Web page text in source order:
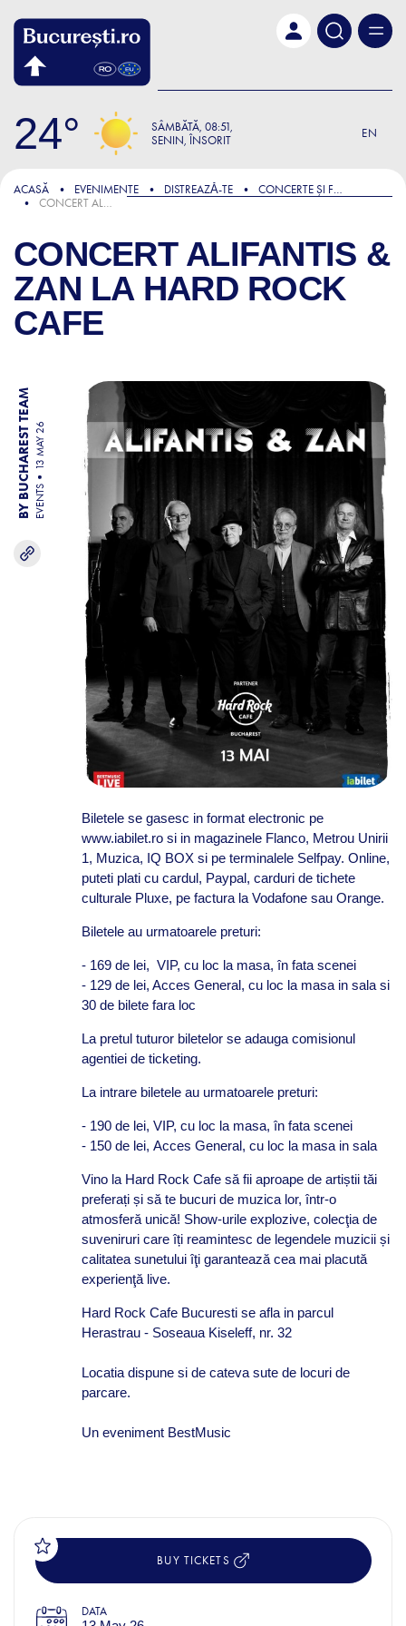
24 SÂMBĂTĂ 08:51
SENIN, ÎNSORIT
EN
ACASĂ EVENIMENTE DISTREAZǍ-TE
CONCERTE ȘI FESTIVALURI
CONCERT ALIFANTIS & ZAN LA HARD ROCK CAFE
CONCERT ALIFANTIS &
ZAN LA HARD ROCK
CAFE
BY BUCHAREST TEAM EVENTS
13 MAY 26
Biletele se gasesc in format electronic pe
www.iabilet.ro si in magazinele Flanco, Metrou Unirii
1, Muzica, IQ BOX si pe terminalele Selfpay. Online,
puteti plati cu cardul, Paypal, carduri de tichete
culturale Pluxe, pe factura la Vodafone sau Orange.
Biletele au urmatoarele preturi:
- 169 de lei, VIP, cu loc la masa, în fata scenei
- 129 de lei, Acces General, cu loc la masa in sala si
30 de bilete fara loc
La pretul tuturor biletelor se adauga comisionul
agentiei de ticketing.
La intrare biletele au urmatoarele preturi:
- 190 de lei, VIP, cu loc la masa, în fata scenei
- 150 de lei, Acces General, cu loc la masa in sala
Vino la Hard Rock Cafe să fii aproape de artiștii tăi
preferați și să te bucuri de muzica lor, într-o
atmosferă unică! Show-urile explozive, colecţia de
suveniruri care îți reamintesc de legendele muzicii și
calitatea sunetului îţi garantează cea mai placută
experienţă live.
Hard Rock Cafe Bucuresti se afla in parcul
Herastrau - Soseaua Kiseleff, nr. 32
Locatia dispune si de cateva sute de locuri de
parcare.
Un eveniment BestMusic
BUY TICKETS
DATA